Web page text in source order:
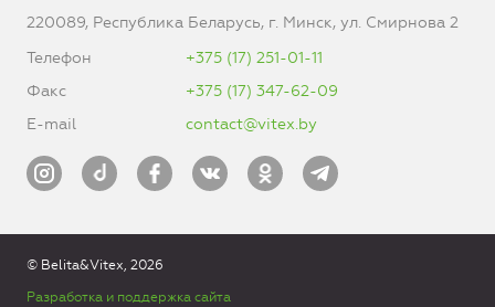
220089, Республика Беларусь, г. Минск, ул. Смирнова 2
Телефон
+375 (17) 251-01-11
Факс
+375 (17) 347-62-09
E-mail
contact@vitex.by
© Belita&Vitex, 2026
Разработка и поддержка сайта